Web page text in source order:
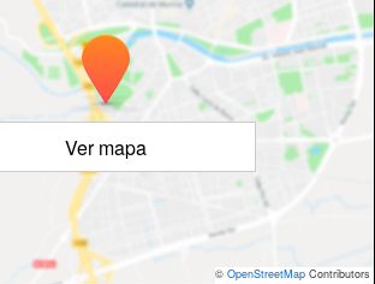
Ver mapa
© OpenStreetMap Contributors